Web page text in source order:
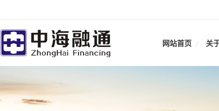
网站首页 关